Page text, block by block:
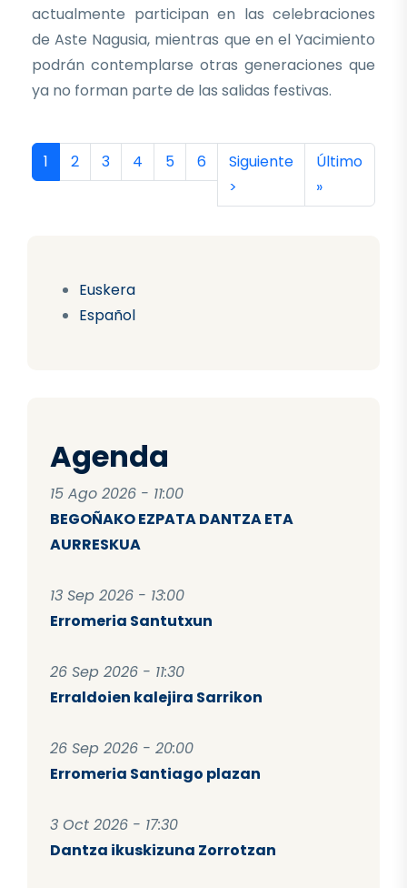
Euskera
Español
Agenda
15 Ago 2026 - 11:00
BEGOÑAKO EZPATA DANTZA ETA
AURRESKUA
13 Sep 2026 - 13:00
Erromeria Santutxun
26 Sep 2026 - 11:30
Erraldoien kalejira Sarrikon
26 Sep 2026 - 20:00
Erromeria Santiago plazan
3 Oct 2026 - 17:30
Dantza ikuskizuna Zorrotzan
actualmente participan en las celebraciones
de Aste Nagusia, mientras que en el Yacimiento
podrán contemplarse otras generaciones que
ya no forman parte de las salidas festivas.
Paginación
Página actual
1 Página
2 Página
3 Página
4 Página
5 Página
6 Siguiente página
Siguiente
>
Última
Último
»